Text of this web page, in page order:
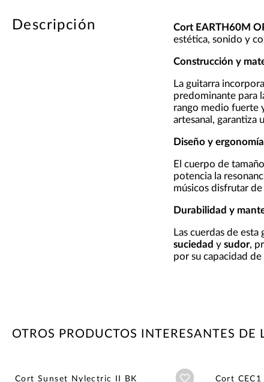
Descripción Cort EARTH60M
estética, sonido y
Construcción y
La guitarra
predominante para
rango medio fuerte
artesanal, garantiza
Diseño y ergonomía
El cuerpo de
potencia la
músicos disfrutar
Durabilidad y
Las cuerdas de
suciedad y sudor,
por su capacidad
OTROS PRODUCTOS INTERESANTES DE
Cort Sunset Nylectric II BK Añadir a wishlist
Cort CEC1